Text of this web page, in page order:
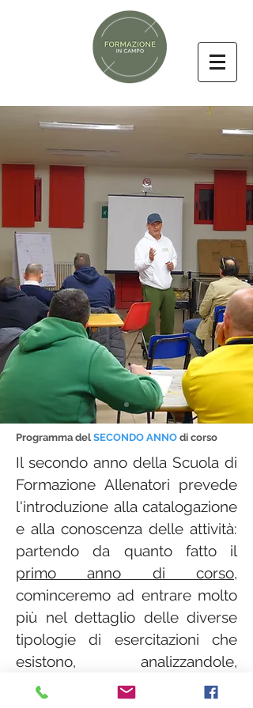
Programma del SECONDO ANNO di corso
Il secondo anno della Scuola di
Formazione Allenatori prevede
l'introduzione alla catalogazione
e alla conoscenza delle attività:
partendo da quanto fatto il
primo anno di corso,
cominceremo ad entrare molto
più nel dettaglio delle diverse
tipologie di esercitazioni che
esistono, analizzandole,
creandole e imparando a